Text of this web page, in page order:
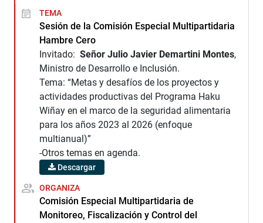
TEMA
Sesión de la Comisión Especial Multipartidaria
Hambre Cero
Invitado: Señor Julio Javier Demartini Montes,
Ministro de Desarrollo e Inclusión.
Tema: “Metas y desafíos de los proyectos y
actividades productivas del Programa Haku
Wiñay en el marco de la seguridad alimentaria
para los años 2023 al 2026 (enfoque
multianual)”
-Otros temas en agenda.
Descargar
ORGANIZA
Comisión Especial Multipartidaria de
Monitoreo, Fiscalización y Control del